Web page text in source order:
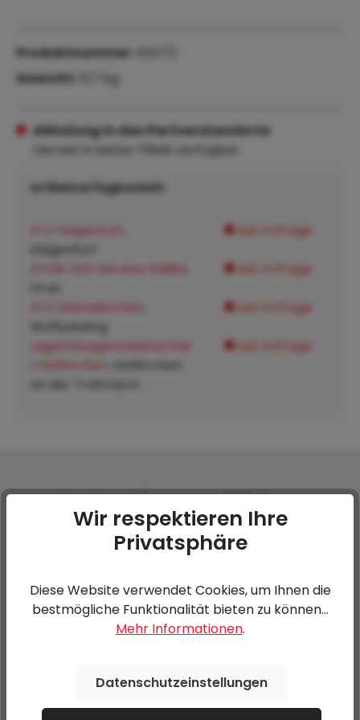
Abholung in den Partnerstandorte
Derzeit in keiner Filiale verfügbar
Artikelverfügbarkeit:
ATZ Klagenfurt
Klagenfurt:
auf Anfrage
ATSW 24h Service GMBH auf Anfrage
ATZ Steinakirchen
Wolfpassing:
auf Anfrage
Lagerhausgenossenschaf
t Hofkirchen
, Hofkirchen
an der Trattnach:
auf Anfrage
Produktnummer:
Gewicht:
12.7 kg
Heavy Duty Bugrad (unterstützt, 500kg)
Durchschnittliche Bewertung von 0 von 5 Sternen
Bewerten Sie dieses Produkt!
Bewertung schreiben
Wir respektieren Ihre
Privatsphäre
Diese Website verwendet Cookies, um Ihnen die
bestmögliche Funktionalität bieten zu können...
Mehr Informationen.
Datenschutzeinstellungen